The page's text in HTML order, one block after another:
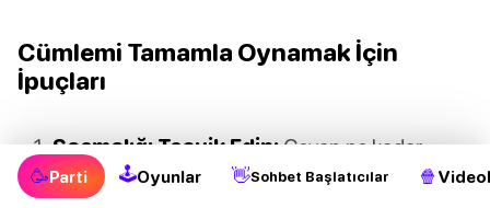
Cümlemi Tamamla Oynamak İçin
İpuçları
Saçmalığı Teşvik Edin:Cevap ne kadar
çılgınca olursa o kadar iyi. Kutunun dışını
🥳Parti 🕹Oyunlar 👋Sohbet Başlatıcılar 🍿